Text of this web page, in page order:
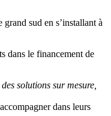
sud en s’installant à
dans le financement de
solutions sur mesure,
dans leurs